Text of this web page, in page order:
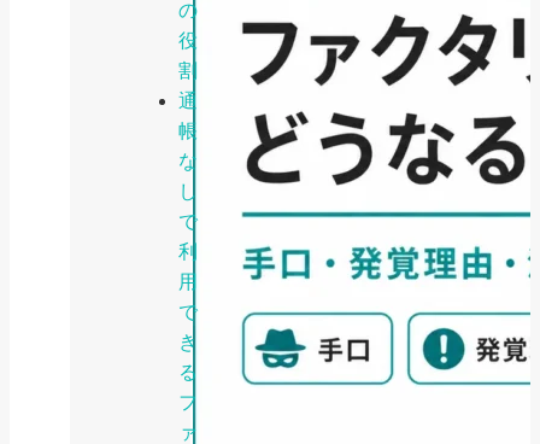
の
役
割
通
帳
な
し
で
利
用
で
き
る
フ
ァ